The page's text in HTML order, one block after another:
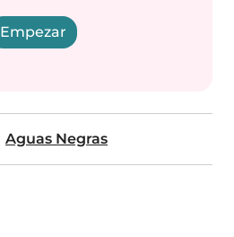
Empezar
Aguas Negras